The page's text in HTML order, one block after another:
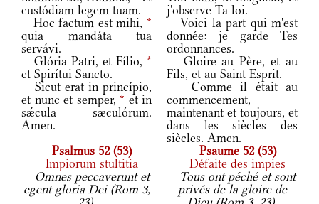
custódiam legem tuam.
j'observe Ta loi.
Hoc factum est mihi, *
quia mandáta tua
servávi.
Voici la part qui m'est
donnée: je garde Tes
ordonnances.
Glória Patri, et Fílio, *
et Spirítui Sancto.
Gloire au Père, et au
Fils, et au Saint Esprit.
Sicut erat in princípio,
et nunc et semper, * et in
sǽcula sæculórum.
Amen.
Comme il était au
commencement,
maintenant et toujours, et
dans les siècles des
siècles. Amen.
Psalmus 52 (53)
Psaume 52 (53)
Impiorum stultitia
Défaite des impies
Omnes peccaverunt et
egent gloria Dei (Rom 3,
Tous ont péché et sont
privés de la gloire de